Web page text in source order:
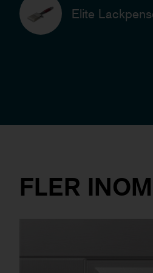
Elite
FLER